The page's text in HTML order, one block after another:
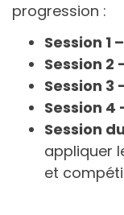
progression :
Session 1
Session 2
Session 3
Session 4
Session
appliquer
et